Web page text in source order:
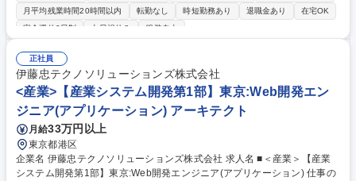
善ソリューション事業でシステムエンジニアをお任せします。 【詳細】■
Webアプリケーションの設計・開発 ■上流工程（要件定義・設計）への参
のステップアップも可能 ■受託開発やAIを活用した自社サービス開発にも
挑戦可能★直近ではAIラボを立ち上げ、AIを活用したソリューション提案
にも取り組んでおります！またAI時代に活躍できる育成モデルを確立し、
未経験からでもキャリアの選択肢を広げられる環境です★ 募集職種 未経
験OK【AI活用×業務改善】課題解決力と市場価値を磨くSE/東証プライム
月平均残業時間20時間以内
転勤なし 時短勤務あり 退職金あり
在宅OK
完全週休2日制
土日祝休み 服装自由
正社員
伊藤忠テクノソリューションズ株式会社
<産業>【産業システム開発第1部】東京:Web開発エン
ジニア(アプリケーション) アーキテクト
月給33万円以上
東京都港区
企業名 伊藤忠テクノソリューションズ株式会社 求人名 ■＜産業＞【産業
システム開発第1部】東京:Web開発エンジニア(アプリケーション) 仕事の